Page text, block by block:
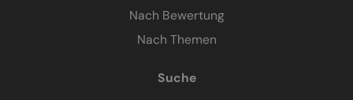
Nach Bewertung
Nach Themen
Suche